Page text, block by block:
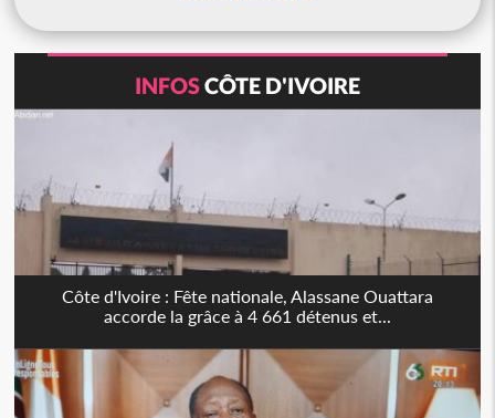
INFOSCÔTE D'IVOIRE
Côte d'Ivoire : Fête nationale, Alassane Ouattara
accorde la grâce à 4 661 détenus et...